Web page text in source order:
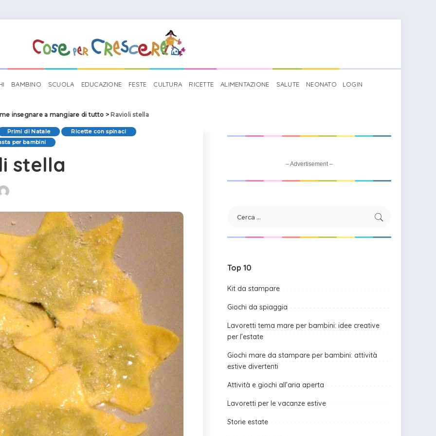
BAMBINO SCUOLA EDUCAZIONE FESTE CULTURA RICETTE ALIMENTAZIONE SALUTE NEONATO LOGIN
insegnare a mangiare di tutto > Ravioli stella
Primi di Natale
Ricette con spinaci
per bambini
stella – Advertisement –
Top 10
Kit da stampare
Giochi da spiaggia
Lavoretti tema mare per bambini: idee creative
per l’estate
Giochi mare da stampare per bambini: attività
estive divertenti
Attività e giochi all’aria aperta
Lavoretti per le vacanze estive
Storie estate